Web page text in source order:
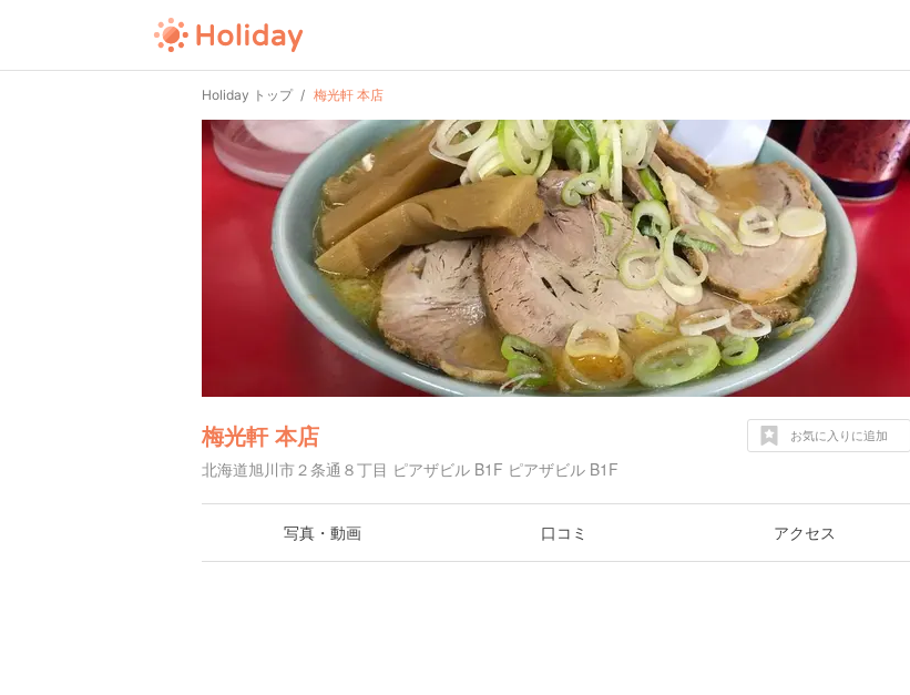
Holiday トップ 梅光軒 本店
梅光軒 本店
北海道旭川市２条通８丁目 ピアザビル B1F ピアザビル B1F
お気に入りに追加
写真・動画 口コミ アクセス